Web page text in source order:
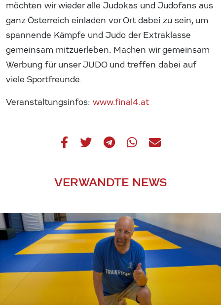
möchten wir wieder alle Judokas und Judofans aus
ganz Österreich einladen vor Ort dabei zu sein, um
spannende Kämpfe und Judo der Extraklasse
gemeinsam mitzuerleben. Machen wir gemeinsam
Werbung für unser JUDO und treffen dabei auf
viele Sportfreunde.
Veranstaltungsinfos: www.final4.at
VERWANDTE NEWS